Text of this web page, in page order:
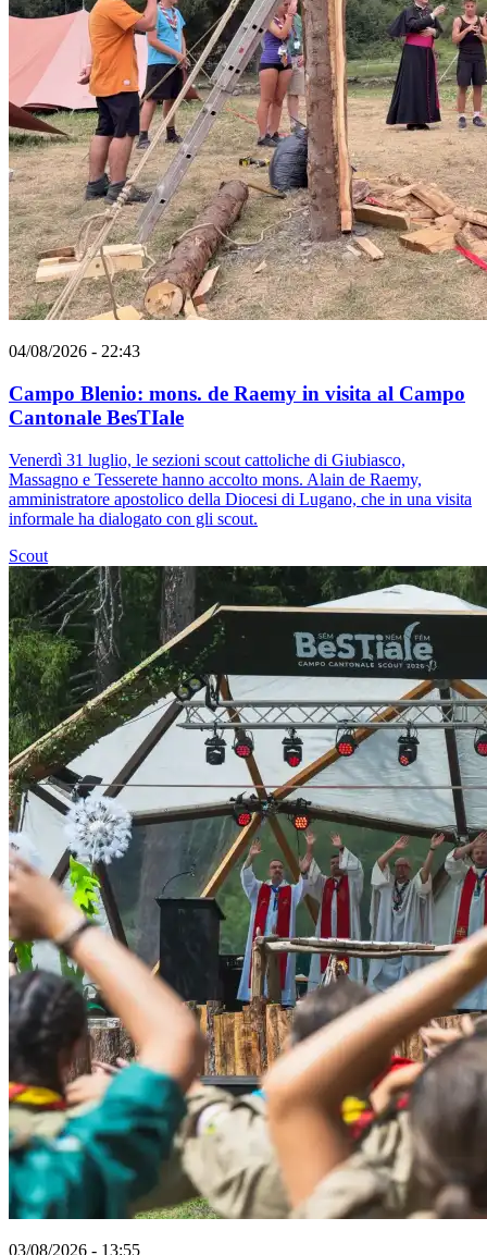
04/08/2026 - 22:43
Campo Blenio: mons. de Raemy in visita al Campo
Cantonale BesTIale
Venerdì 31 luglio, le sezioni scout cattoliche di Giubiasco,
Massagno e Tesserete hanno accolto mons. Alain de Raemy,
amministratore apostolico della Diocesi di Lugano, che in una visita
informale ha dialogato con gli scout.
Scout
03/08/2026 - 13:55